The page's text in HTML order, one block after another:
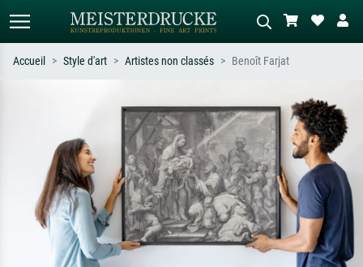
Recherchez par artiste, titre ou style –
ex. Monet, Nuit étoilée,
impressionnisme, vague de Hokusai,
nu.
Décrivez la scène – ex. prairie verte,
abstrait avec beaucoup de rouge,
tableau sombre, nu debout près d'un
arbre.
Accueil Style d'art Artistes non classés Benoît Farjat